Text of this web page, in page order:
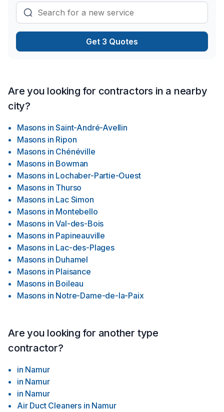
Get 3 Quotes
Are you looking for contractors in a nearby
city?
Masons in Saint-André-Avellin
Masons in Ripon
Masons in Chénéville
Masons in Bowman
Masons in Lochaber-Partie-Ouest
Masons in Thurso
Masons in Lac Simon
Masons in Montebello
Masons in Val-des-Bois
Masons in Papineauville
Masons in Lac-des-Plages
Masons in Duhamel
Masons in Plaisance
Masons in Boileau
Masons in Notre-Dame-de-la-Paix
Are you looking for another type
contractor?
in Namur
in Namur
in Namur
Air Duct Cleaners in Namur